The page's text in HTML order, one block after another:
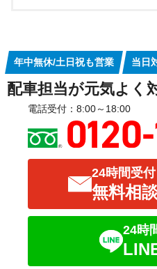
年中無休/土日祝も営業 当日
配車担当が元気よく
電話受付：8:00～18:00
24時間受付
無料相
24時